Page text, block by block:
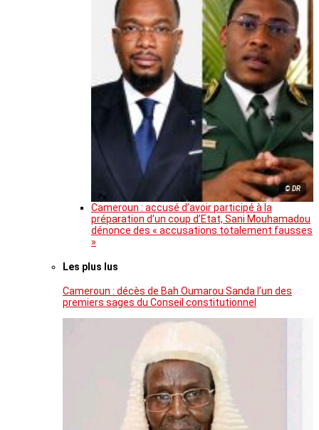
© DR
Cameroun : accusé d’avoir participé à la
préparation d’un coup d’Etat, Sani Mouhamadou
dénonce des « accusations totalement fausses
»
Les plus lus
Cameroun : décès de Bah Oumarou Sanda l’un des
premiers sages du Conseil constitutionnel